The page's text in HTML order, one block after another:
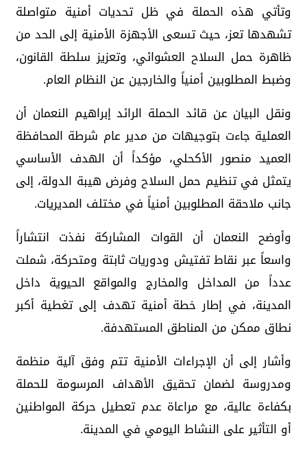
وتأتي هذه الحملة في ظل تحديات أمنية متواصلة
تشهدها تعز، حيث تسعى الأجهزة الأمنية إلى الحد من
ظاهرة حمل السلاح العشوائي، وتعزيز سلطة القانون،
وضبط المطلوبين أمنياً والخارجين عن النظام العام.
ونقل البيان عن قائد الحملة الرائد إبراهيم النعمان أن
العملية جاءت بتوجيهات من مدير عام شرطة المحافظة
العميد منصور الأكحلي، مؤكداً أن الهدف الأساسي
يتمثل في تنظيم حمل السلاح وفرض هيبة الدولة، إلى
جانب ملاحقة المطلوبين أمنياً في مختلف المديريات.
وأوضح النعمان أن القوات المشاركة نفذت انتشاراً
واسعاً عبر نقاط تفتيش ودوريات ثابتة ومتحركة، شملت
عدداً من المداخل والمخارج والمواقع الحيوية داخل
المدينة، في إطار خطة أمنية تهدف إلى تغطية أكبر
نطاق ممكن من المناطق المستهدفة.
وأشار إلى أن الإجراءات الأمنية تتم وفق آلية منظمة
ومدروسة لضمان تحقيق الأهداف المرسومة للحملة
بكفاءة عالية، مع مراعاة عدم تعطيل حركة المواطنين
أو التأثير على النشاط اليومي في المدينة.